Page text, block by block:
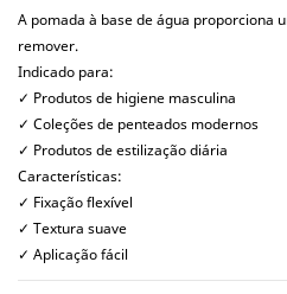
A pomada à base de água proporciona
remover.
Indicado para:
✓ Produtos de higiene masculina
✓ Coleções de penteados modernos
✓ Produtos de estilização diária
Características:
✓ Fixação flexível
✓ Textura suave
✓ Aplicação fácil